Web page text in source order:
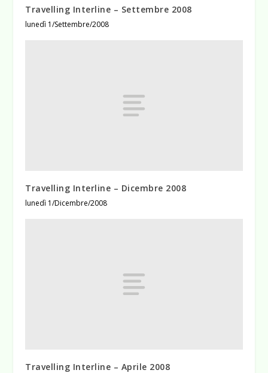
Travelling Interline – Settembre 2008
lunedì 1/Settembre/2008
Travelling Interline – Dicembre 2008
lunedì 1/Dicembre/2008
Travelling Interline – Aprile 2008